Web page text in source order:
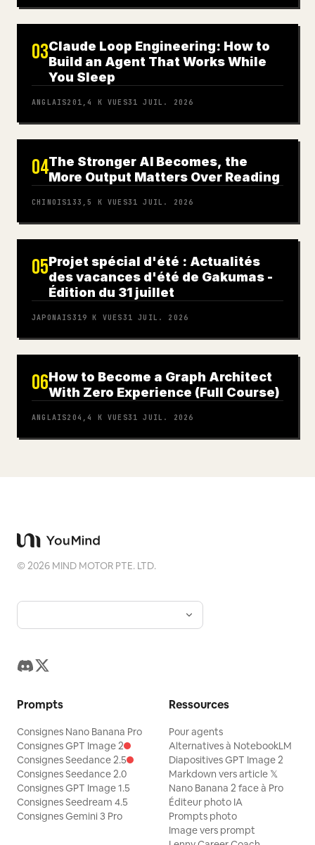
03Claude Loop Engineering: How to
Build an Agent That Works While
You Sleep
ANGLAIS201,4 K VUES31 JUIL. 2026
04The Stronger AI Becomes, the
More Output Matters Over Reading
CHINOIS133,5 K VUES31 JUIL. 2026
05Projet spécial d'été : Actualités
des vacances d'été de Gakumas -
Édition du 31 juillet
JAPONAIS319 K VUES31 JUIL. 2026
06How to Become a Graph Architect
With Zero Experience (Full Course)
ANGLAIS204,4 K VUES31 JUIL. 2026
©2026 MIND MOTOR PTE. LTD.
Prompts
Consignes Nano Banana Pro
Consignes GPT Image 2
Consignes Seedance 2.5
Consignes Seedance 2.0
Consignes GPT Image 1.5
Consignes Seedream 4.5
Consignes Gemini 3 Pro
Ressources
Pour agents
Alternatives à NotebookLM
Diapositives GPT Image 2
Markdown vers article 𝕏
Nano Banana 2 face à Pro
Éditeur photo IA
Prompts photo
Image vers prompt